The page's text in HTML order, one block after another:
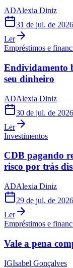
ADAlexia Diniz
31 de jul. de 2026
Ler
Empréstimos e
Endividamento
seu dinheiro
ADAlexia Diniz
30 de jul. de 2026
Ler
Investimentos
CDB pagando
risco por trás
ADAlexia Diniz
29 de jul. de 2026
Ler
Empréstimos e
Vale a pena
IGIsabel Gonçalves